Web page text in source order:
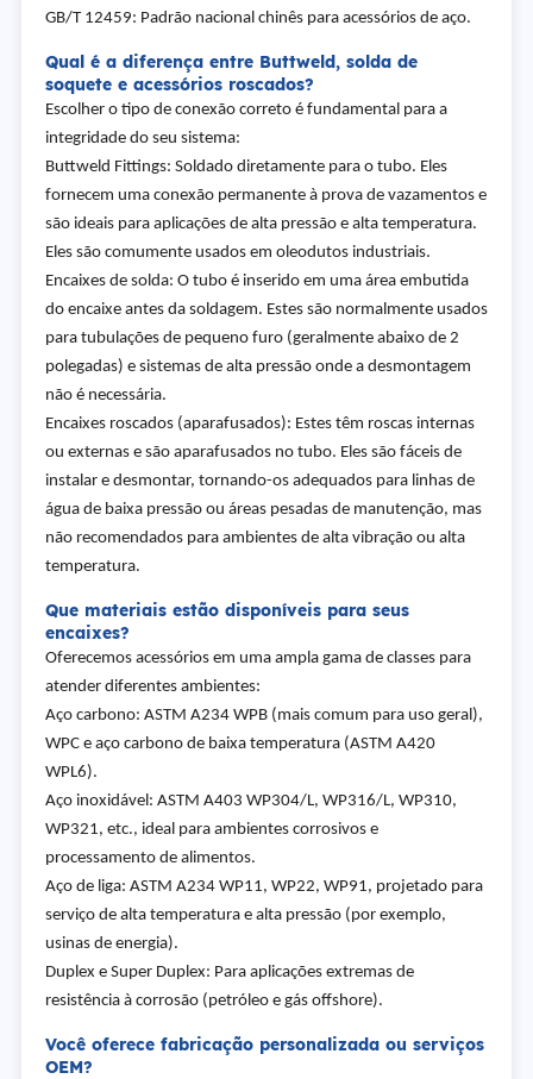
GB/T 12459: Padrão nacional chinês para acessórios de aço.
Qual é a diferença entre Buttweld, solda de
soquete e acessórios roscados?
Escolher o tipo de conexão correto é fundamental para a
integridade do seu sistema:
Buttweld Fittings: Soldado diretamente para o tubo. Eles
fornecem uma conexão permanente à prova de vazamentos e
são ideais para aplicações de alta pressão e alta temperatura.
Eles são comumente usados em oleodutos industriais.
Encaixes de solda: O tubo é inserido em uma área embutida
do encaixe antes da soldagem. Estes são normalmente usados
para tubulações de pequeno furo (geralmente abaixo de 2
polegadas) e sistemas de alta pressão onde a desmontagem
não é necessária.
Encaixes roscados (aparafusados): Estes têm roscas internas
ou externas e são aparafusados no tubo. Eles são fáceis de
instalar e desmontar, tornando-os adequados para linhas de
água de baixa pressão ou áreas pesadas de manutenção, mas
não recomendados para ambientes de alta vibração ou alta
temperatura.
Que materiais estão disponíveis para seus
encaixes?
Oferecemos acessórios em uma ampla gama de classes para
atender diferentes ambientes:
Aço carbono: ASTM A234 WPB (mais comum para uso geral),
WPC e aço carbono de baixa temperatura (ASTM A420
WPL6).
Aço inoxidável: ASTM A403 WP304/L, WP316/L, WP310,
WP321, etc., ideal para ambientes corrosivos e
processamento de alimentos.
Aço de liga: ASTM A234 WP11, WP22, WP91, projetado para
serviço de alta temperatura e alta pressão (por exemplo,
usinas de energia).
Duplex e Super Duplex: Para aplicações extremas de
resistência à corrosão (petróleo e gás offshore).
Você oferece fabricação personalizada ou serviços
OEM?